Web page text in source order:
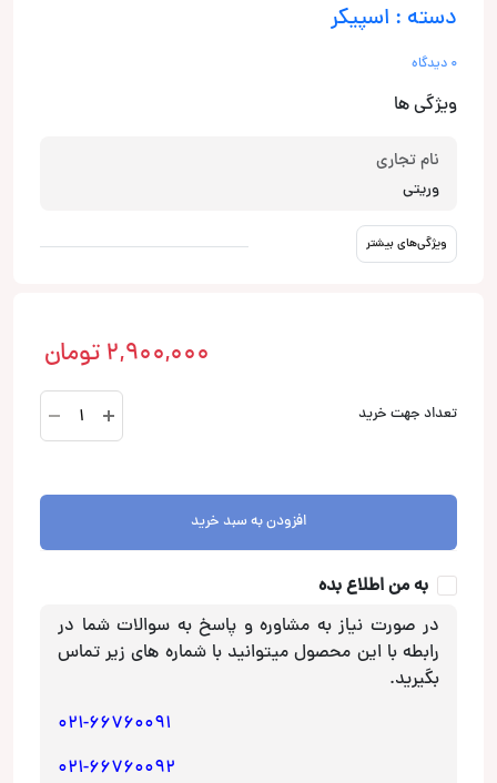
دسته : اسپیکر
0 دیدگاه
ویژگی ها
نام تجاری
وریتی
ویژگی‌های بیشتر
2,900,000 تومان
تعداد جهت خرید
V-
PS7026BT
افزودن به سبد خرید
به من اطلاع بده
در صورت نیاز به مشاوره و پاسخ به سوالات شما در
رابطه با این محصول میتوانید با شماره های زیر تماس
بگیرید.
021-66760091
021-66760092